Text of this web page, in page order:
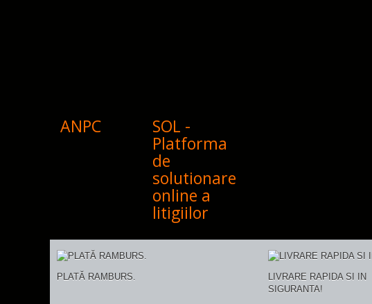
ANPC SOL -
Platforma
de
solutionare
online a
litigiilor
PLATĂ RAMBURS.
LIVRARE RAPIDA SI IN
SIGURANTA!